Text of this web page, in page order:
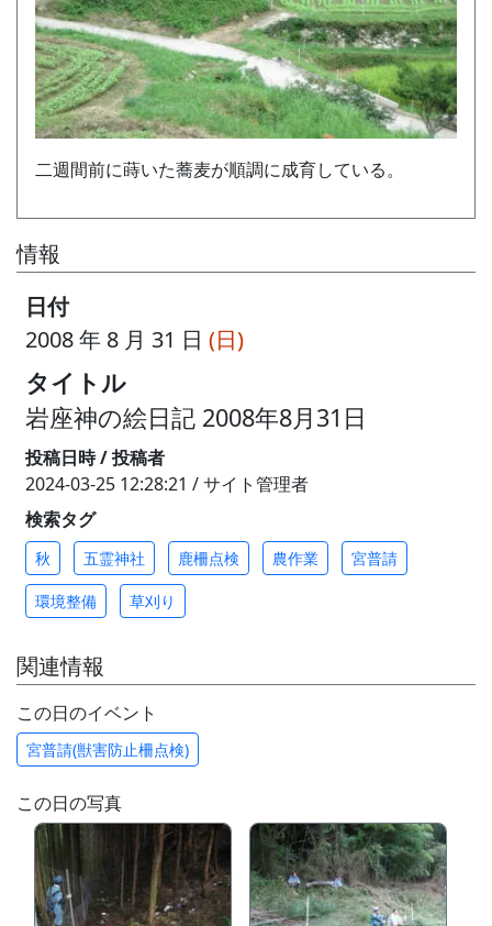
二週間前に蒔いた蕎麦が順調に成育している。
情報
日付
2008 年 8 月 31 日 (日)
タイトル
岩座神の絵日記 2008年8月31日
投稿日時 / 投稿者
2024-03-25 12:28:21 / サイト管理者
検索タグ
秋 五霊神社 鹿柵点検 農作業 宮普請
環境整備 草刈り
関連情報
この日のイベント
宮普請(獣害防止柵点検)
この日の写真